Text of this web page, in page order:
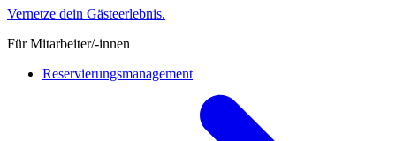
Vernetze dein Gästeerlebnis.
Für Mitarbeiter/-innen
Reservierungsmanagement